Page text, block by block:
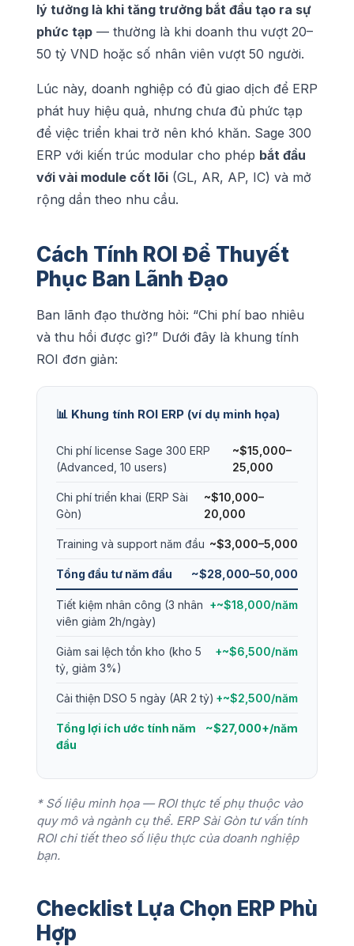
lý tưởng là khi tăng trưởng bắt đầu tạo ra sự
phức tạp — thường là khi doanh thu vượt 20–
50 tỷ VND hoặc số nhân viên vượt 50 người.
Lúc này, doanh nghiệp có đủ giao dịch để ERP
phát huy hiệu quả, nhưng chưa đủ phức tạp
để việc triển khai trở nên khó khăn. Sage 300
ERP với kiến trúc modular cho phép bắt đầu
với vài module cốt lõi (GL, AR, AP, IC) và mở
rộng dần theo nhu cầu.
Cách Tính ROI Để Thuyết
Phục Ban Lãnh Đạo
Ban lãnh đạo thường hỏi: “Chi phí bao nhiêu
và thu hồi được gì?” Dưới đây là khung tính
ROI đơn giản:
📊 Khung tính ROI ERP (ví dụ minh họa)
Chi phí license Sage 300 ERP
(Advanced, 10 users)
~$15,000–
25,000
Chi phí triển khai (ERP Sài
Gòn)
~$10,000–
20,000
Training và support năm đầu ~$3,000–5,000
Tổng đầu tư năm đầu ~$28,000–50,000
Tiết kiệm nhân công (3 nhân
viên giảm 2h/ngày)
+~$18,000/năm
Giảm sai lệch tồn kho (kho 5
tỷ, giảm 3%)
+~$6,500/năm
Cải thiện DSO 5 ngày (AR 2 tỷ) +~$2,500/năm
Tổng lợi ích ước tính năm
đầu
~$27,000+/năm
* Số liệu minh họa — ROI thực tế phụ thuộc vào
quy mô và ngành cụ thể. ERP Sài Gòn tư vấn tính
ROI chi tiết theo số liệu thực của doanh nghiệp
bạn.
Checklist Lựa Chọn ERP Phù
Hợp